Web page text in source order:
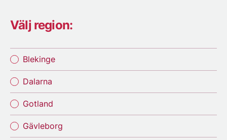
Välj region:
Blekinge
Dalarna
Gotland
Gävleborg